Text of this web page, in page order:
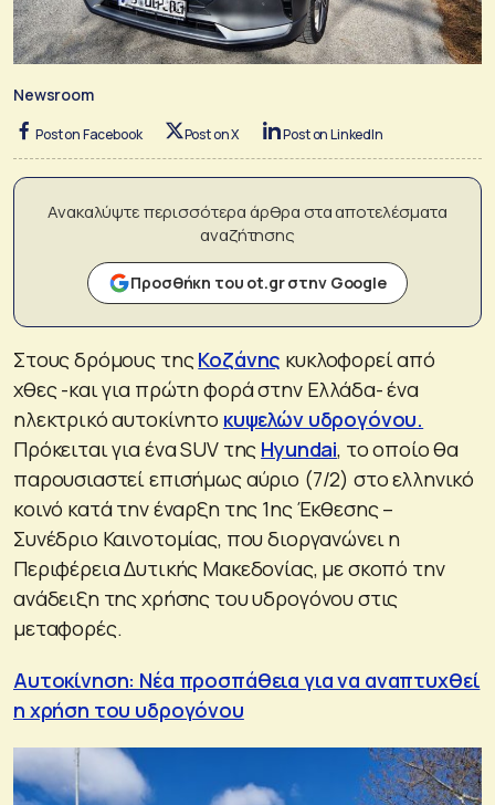
Newsroom
Post on Facebook Post on X Post on LinkedIn
Ανακαλύψτε περισσότερα άρθρα στα αποτελέσματα
αναζήτησης
Προσθήκη του ot.gr στην Google
Στους δρόμους τηςΚοζάνης κυκλοφορεί από
χθες -και για πρώτη φορά στην Ελλάδα- ένα
ηλεκτρικό αυτοκίνητο κυψελών υδρογόνου.
Πρόκειται για ένα SUV της Hyundai, το οποίο θα
παρουσιαστεί επισήμως αύριο (7/2) στο ελληνικό
κοινό κατά την έναρξη της 1ης Έκθεσης –
Συνέδριο Καινοτομίας, που διοργανώνει η
Περιφέρεια Δυτικής Μακεδονίας, με σκοπό την
ανάδειξη της χρήσης του υδρογόνου στις
μεταφορές.
Αυτοκίνηση: Νέα προσπάθεια για να αναπτυχθεί
η χρήση του υδρογόνου